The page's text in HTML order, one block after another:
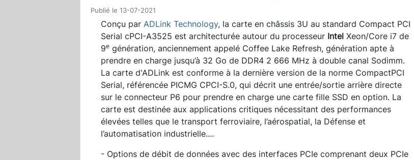
Publié le 13-07-2021
Conçu par ADLink Technology, la carte en châssis 3U au standard Compact PCI
Serial cPCI-A3525 est architecturée autour du processeur Intel Xeon/Core i7 de
9e génération, anciennement appelé Coffee Lake Refresh, génération apte à
prendre en charge jusqu’à 32 Go de DDR4 2 666 MHz à double canal Sodimm.
La carte d'ADLink est conforme à la dernière version de la norme CompactPCI
Serial, référencée PICMG CPCI-S.0, qui décrit une entrée/sortie arrière directe
sur le connecteur P6 pour prendre en charge une carte fille SSD en option. La
carte est destinée aux applications critiques nécessitant des performances
élevées telles que le transport ferroviaire, l’aérospatial, la Défense et
l’automatisation industrielle....
- Options de débit de données avec des interfaces PCIe comprenant deux PCIe